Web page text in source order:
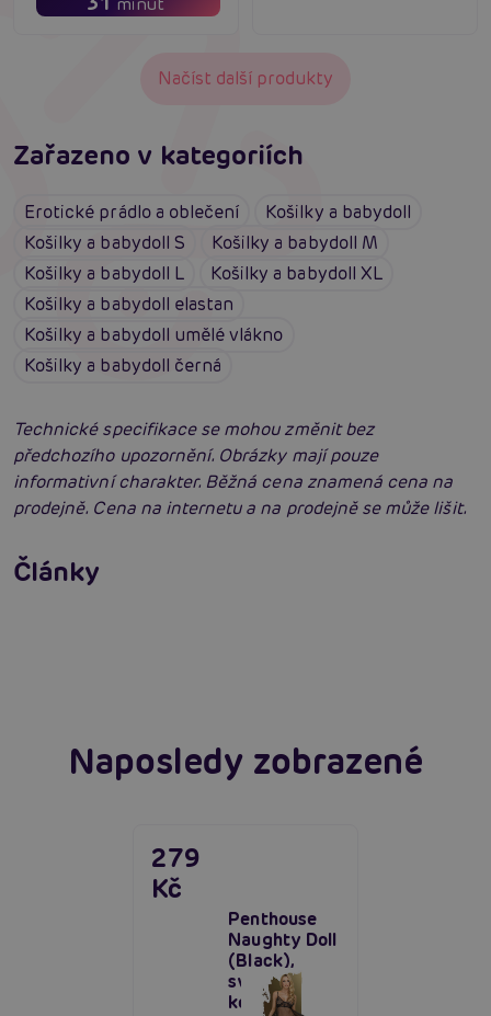
Načíst další produkty
Zařazeno v kategoriích
Erotické prádlo a oblečení
Košilky a babydoll
Košilky a babydoll S
Košilky a babydoll M
Košilky a babydoll L
Košilky a babydoll XL
Košilky a babydoll elastan
Košilky a babydoll umělé vlákno
Košilky a babydoll černá
Technické specifikace se mohou změnit bez
předchozího upozornění. Obrázky mají pouze
informativní charakter. Běžná cena znamená cena na
prodejně. Cena na internetu a na prodejně se může lišit.
Články
neodolatelně sexy
Číst více
Erotická inteligence: Příručka Sexiomů
Naposledy zobrazené
Penthouse
Naughty Doll
(Black),
svůdná
košilka
279
Kč